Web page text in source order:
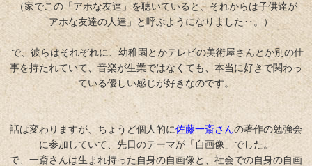
（家でこの「アホな友達」を聴いていると、それからは子供達が
「アホな友達の人達」と呼ぶようになりました‥。）
で、彼らはそれぞれに、幼稚園とかテレビの美術屋さんとか別の仕
事を持たれていて、音楽が生業ではなくても、本当に好きで関わっ
ている優しい感じが好きなのです。
話は変わりますが、ちょうど個人的に佐藤一斎さんの著作の勉強会
に参加していて、先日のテーマが「自画像」でした。
で、一斎さんは生まれ持った自身の自画像と、社会での自身の自画